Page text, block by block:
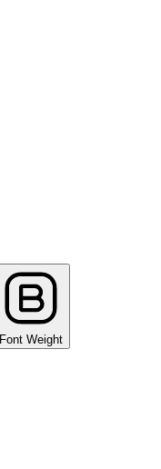
Font Weight